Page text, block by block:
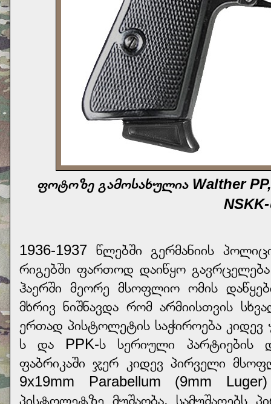
ფოტოზე გამოსახულია Walther
1936-1937 წლებში გერმანიის
რიგებში ფართოდ დაიწყო
ჰაერში მეორე მსოფლიო ომის
მხრივ ნიშნავდა რომ არმიისთვის
ერთად პისტოლეტის საჭიროება
ს და PPK-ს სერიული პარტიების
ფაბრიკაში ჯერ კიდევ პირველი
9x19mm Parabellum (9mm
პისტოლეტზე მუშაობა. სამუშაოებს